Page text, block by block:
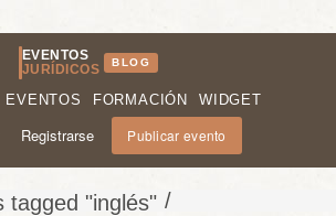
EVENTOS
JURÍDICOS
BLOG
EVENTOS FORMACIÓN WIDGET
Registrarse Publicar evento
/
tagged "inglés"